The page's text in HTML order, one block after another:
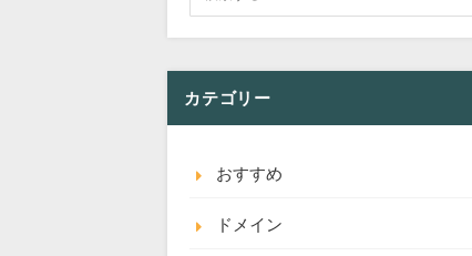
カテゴリー
おすすめ
ドメイン